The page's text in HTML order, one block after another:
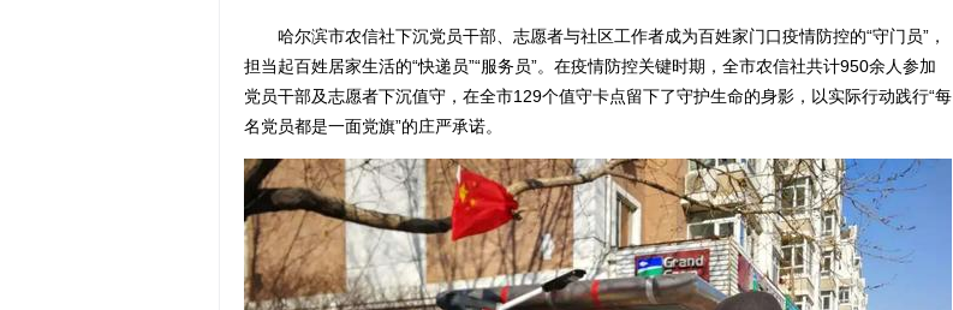
哈尔滨市农信社下沉党员干部、志愿者与社区工作者成为百姓家门口疫情防控的“守门员”，
担当起百姓居家生活的“快递员”“服务员”。在疫情防控关键时期，全市农信社共计950余人参加
党员干部及志愿者下沉值守，在全市129个值守卡点留下了守护生命的身影，以实际行动践行“每
名党员都是一面党旗”的庄严承诺。